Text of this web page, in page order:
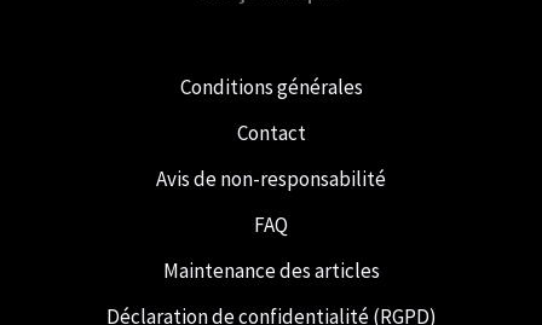
Conditions générales
Contact
Avis de non-responsabilité
FAQ
Maintenance des articles
Déclaration de confidentialité (RGPD)